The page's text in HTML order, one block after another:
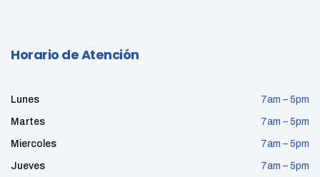
Horario de Atención
Lunes 7am – 5pm
Martes 7am – 5pm
Miercoles 7am – 5pm
Jueves 7am – 5pm